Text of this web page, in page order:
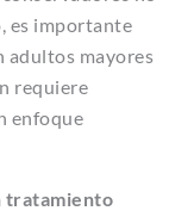
es importante
adultos mayores
requiere
enfoque
tratamiento